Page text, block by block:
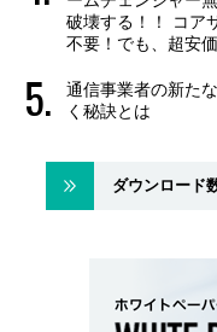
破壊する！！ コア
不要！でも、超安
通信事業者の新た
く秘訣とは
ダウンロード